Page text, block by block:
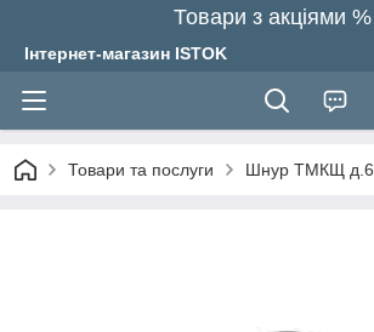
Товари з акціями %
Інтернет-магазин ISTOK
Товари та послуги Шнур ТМКЩ д.6